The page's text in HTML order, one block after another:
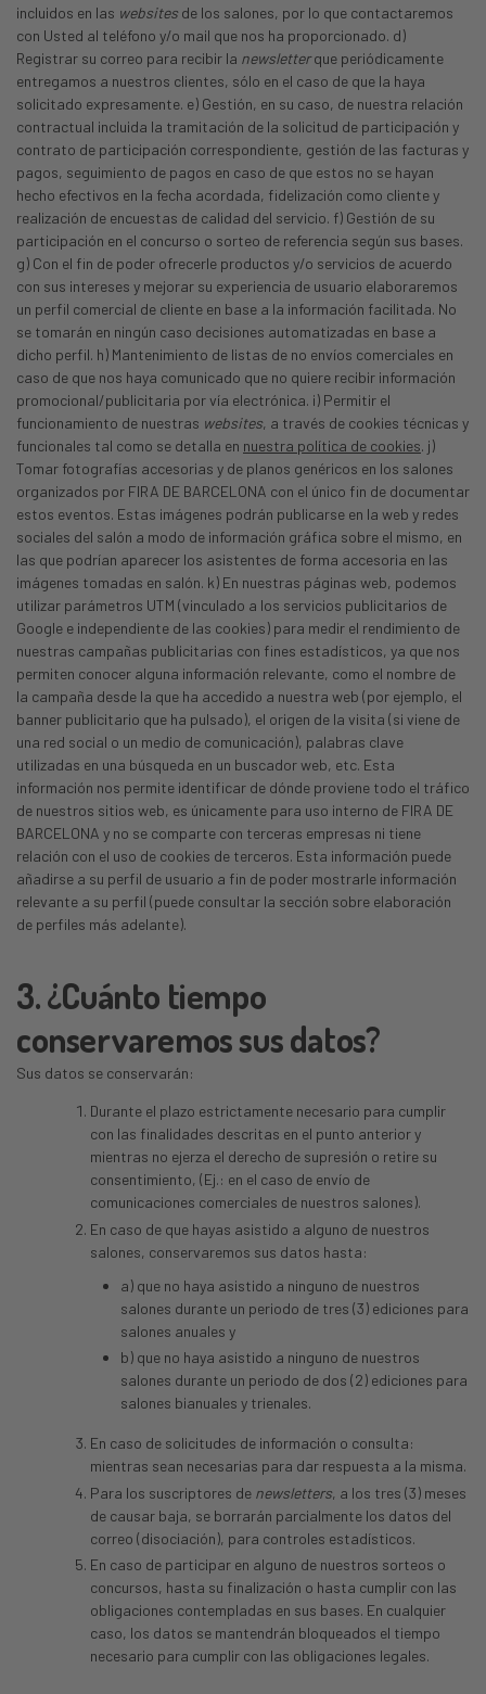
incluidos en las websites de los salones, por lo que contactaremos
con Usted al teléfono y/o mail que nos ha proporcionado. d)
Registrar su correo para recibir la newsletterque periódicamente
entregamos a nuestros clientes, sólo en el caso de que la haya
solicitado expresamente. e) Gestión, en su caso, de nuestra relación
contractual incluida la tramitación de la solicitud de participación y
contrato de participación correspondiente, gestión de las facturas y
pagos, seguimiento de pagos en caso de que estos no se hayan
hecho efectivos en la fecha acordada, fidelización como cliente y
realización de encuestas de calidad del servicio. f) Gestión de su
participación en el concurso o sorteo de referencia según sus bases.
g) Con el fin de poder ofrecerle productos y/o servicios de acuerdo
con sus intereses y mejorar su experiencia de usuario elaboraremos
un perfil comercial de cliente en base a la información facilitada. No
se tomarán en ningún caso decisiones automatizadas en base a
dicho perfil. h) Mantenimiento de listas de no envíos comerciales en
caso de que nos haya comunicado que no quiere recibir información
promocional/publicitaria por vía electrónica. i) Permitir el
funcionamiento de nuestras websites, a través de cookies técnicas y
funcionales tal como se detalla en nuestra política de cookies. j)
Tomar fotografías accesorias y de planos genéricos en los salones
organizados por FIRA DE BARCELONA con el único fin de documentar
estos eventos. Estas imágenes podrán publicarse en la web y redes
sociales del salón a modo de información gráfica sobre el mismo, en
las que podrían aparecer los asistentes de forma accesoria en las
imágenes tomadas en salón. k) En nuestras páginas web, podemos
utilizar parámetros UTM (vinculado a los servicios publicitarios de
Google e independiente de las cookies) para medir el rendimiento de
nuestras campañas publicitarias con fines estadísticos, ya que nos
permiten conocer alguna información relevante, como el nombre de
la campaña desde la que ha accedido a nuestra web (por ejemplo, el
banner publicitario que ha pulsado), el origen de la visita (si viene de
una red social o un medio de comunicación), palabras clave
utilizadas en una búsqueda en un buscador web, etc. Esta
información nos permite identificar de dónde proviene todo el tráfico
de nuestros sitios web, es únicamente para uso interno de FIRA DE
BARCELONA y no se comparte con terceras empresas ni tiene
relación con el uso de cookies de terceros. Esta información puede
añadirse a su perfil de usuario a fin de poder mostrarle información
relevante a su perfil (puede consultar la sección sobre elaboración
de perfiles más adelante).
3. ¿Cuánto tiempo
conservaremos sus datos?
Sus datos se conservarán:
Durante el plazo estrictamente necesario para cumplir
con las finalidades descritas en el punto anterior y
mientras no ejerza el derecho de supresión o retire su
consentimiento, (Ej.: en el caso de envío de
comunicaciones comerciales de nuestros salones).
En caso de que hayas asistido a alguno de nuestros
salones, conservaremos sus datos hasta:
a) que no haya asistido a ninguno de nuestros
salones durante un periodo de tres (3) ediciones para
salones anuales y
b) que no haya asistido a ninguno de nuestros
salones durante un periodo de dos (2) ediciones para
salones bianuales y trienales.
En caso de solicitudes de información o consulta:
mientras sean necesarias para dar respuesta a la misma.
Para los suscriptores de newsletters, a los tres (3) meses
de causar baja, se borrarán parcialmente los datos del
correo (disociación), para controles estadísticos.
En caso de participar en alguno de nuestros sorteos o
concursos, hasta su finalización o hasta cumplir con las
obligaciones contempladas en sus bases. En cualquier
caso, los datos se mantendrán bloqueados el tiempo
necesario para cumplir con las obligaciones legales.